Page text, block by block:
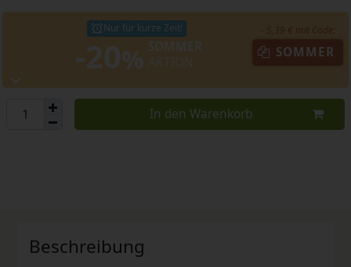
Nur für kurze Zeit!
SOMMER
In den Warenkorb
Beschreibung